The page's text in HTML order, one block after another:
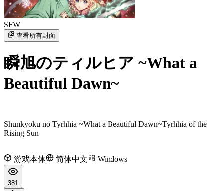
SFW
查看所有封面
瞬旭のティルヒア ~What a
Beautiful Dawn~
Shunkyoku no Tyrhhia ~What a Beautiful Dawn~Tyrhhia of the
Rising Sun
游戏本体 简体中文 Windows
381